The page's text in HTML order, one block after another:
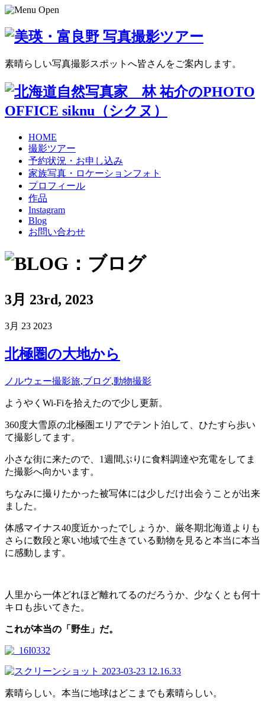
素晴らしい写真撮影スポットへ皆さんをご案内します。
HOME
撮影ツアー
予約状況・お申し込み
家族写真・ロケーションフォト
プロフィール
作品
Instagram
Blog
お問い合わせ
3月 23rd, 2023
3月 23 2023
北極圏の大地から
ノルウェー撮影旅,ブログ,動物撮影
ようやくWi-Fiを拾えたので少し更新。
360度大雪原の北極圏エリアでテント泊して、ひたすら歩い
て撮影してます。
小さな街に来たので、1週間ぶりに食料調達や充電をしてま
た撮影へ向かいます。
ちなみに撮りたかった被写体には少しだけ出会うことが出来
ました。
体感マイナス40度近かったでしょうか、厳冬期北海道よりも
さらに数段と寒い地域で生きている動物を見ると本当に本当
に感動します。
人里から一体どれほど離れてるのだろうか、少なくとも何十
キロも歩いてきた。
これが本当の「野生」だ。
素晴らしい。本当に地球はどこまでも素晴らしい。